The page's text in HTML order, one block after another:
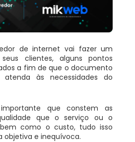
de internet vai fazer um
clientes, alguns pontos
a fim de que o documento
às necessidades do
que constem as
que o serviço ou o
como o custo, tudo isso
objetiva e inequívoca.